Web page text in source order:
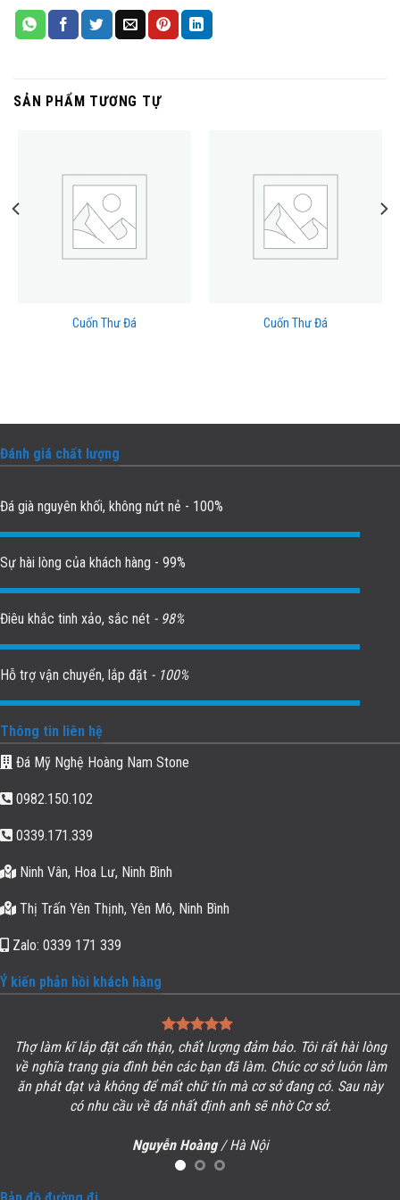
SẢN PHẨM TƯƠNG TỰ
Cuốn Thư Đá Cuốn Thư Đá
Đánh giá chất lượng
Đá già nguyên khối, không nứt nẻ - 100%
Sự hài lòng của khách hàng - 99%
Điêu khắc tinh xảo, sắc nét - 98%
Hỗ trợ vận chuyển, lắp đặt - 100%
Thông tin liên hệ
Đá Mỹ Nghệ Hoàng Nam Stone
0982.150.102
0339.171.339
Ninh Vân, Hoa Lư, Ninh Bình
Thị Trấn Yên Thịnh, Yên Mô, Ninh Bình
Zalo: 0339 171 339
Ý kiến phản hồi khách hàng
Thợ làm kĩ lắp đặt cẩn thận, chất lượng đảm bảo. Tôi rất hài lòng
về nghĩa trang gia đìnhbên các bạn đã làm. Chúc cơ sở luôn làm
ăn phát đạt và không để mất chữ tín mà cơ sở đang có. Sau này
có nhu cầu về đá nhất định anh sẽ nhờ Cơ sở.
Nguyễn Hoàng /Hà Nội